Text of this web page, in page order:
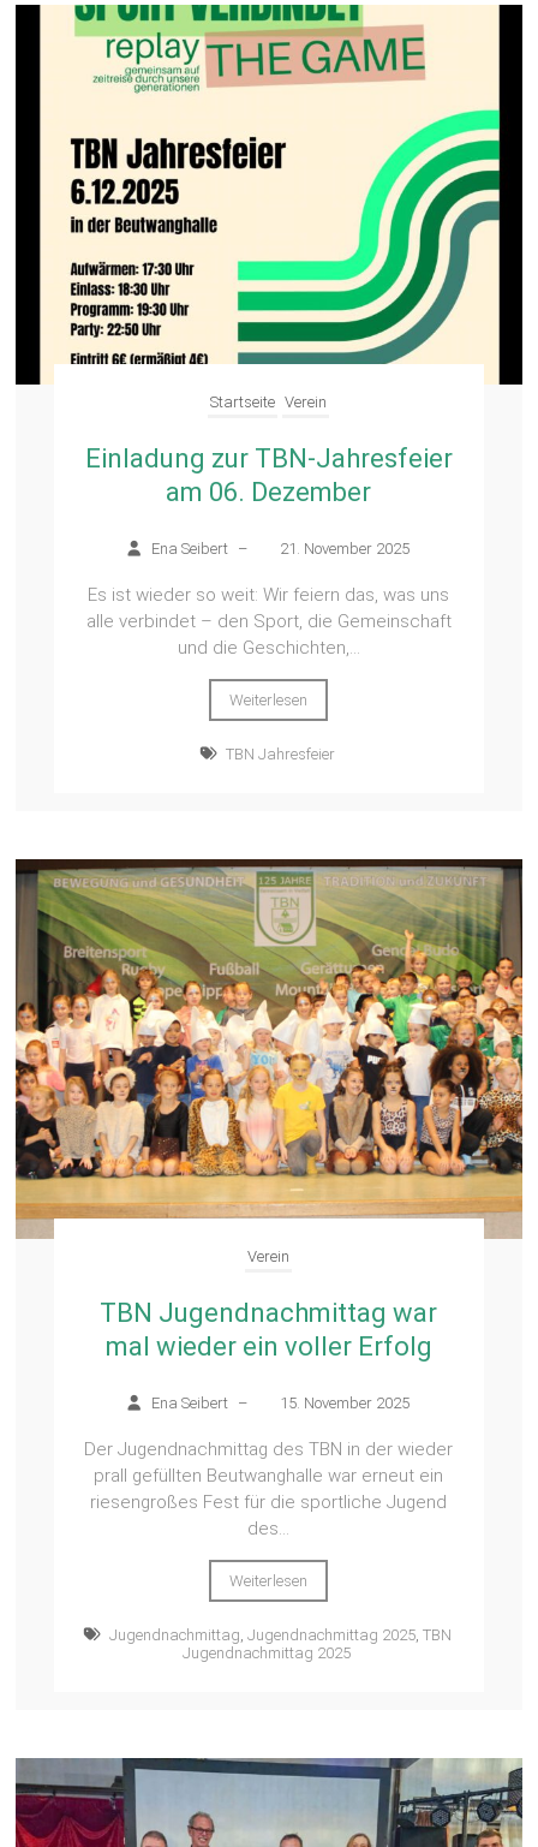
Startseite Verein
Einladung zur TBN-Jahresfeier
am 06. Dezember
Ena Seibert – 21. November 2025
Es ist wieder so weit: Wir feiern das, was uns
alle verbindet – den Sport, die Gemeinschaft
und die Geschichten,...
Weiterlesen
TBN Jahresfeier
Verein
TBN Jugendnachmittag war
mal wieder ein voller Erfolg
Ena Seibert – 15. November 2025
Der Jugendnachmittag des TBN in der wieder
prall gefüllten Beutwanghalle war erneut ein
riesengroßes Fest für die sportliche Jugend
des...
Weiterlesen
Jugendnachmittag ,Jugendnachmittag 2025 ,TBN
Jugendnachmittag 2025